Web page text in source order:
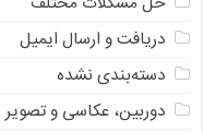
دریافت و ارسال ایمیل
دسته‌بندی نشده
دوربین، عکاسی و تصویر